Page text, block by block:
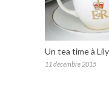
Un tea time à
11 décembre 2015